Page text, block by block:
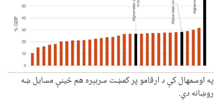
په اوسمهال کې د ارقامو پر کمښت سربېره هم ځينې مسايل ښه
روښانه دي.